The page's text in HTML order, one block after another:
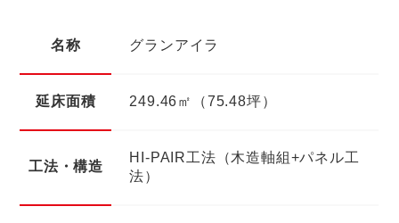
名称 グランアイラ
延床面積 249.46㎡（75.48坪）
工法・構造
HI-PAIR工法（木造軸組+パネル工
法）